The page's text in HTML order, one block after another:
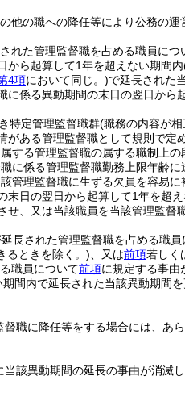
他の職への降任等により公務の運
れた管理監督職を占める職員につ
から起算して1年を超えない期間内
4項において同じ。)で延長された
に係る異動期間の末日の翌日から
特定管理監督職群(職務の内容が
がある管理監督職として規則で定
する管理監督職の属する職制上の
に係る管理監督職勤務上限年齢に
管理監督職に生ずる欠員を容易に
末日の翌日から起算して1年を超
、又は当該職員を当該管理監督
長された管理監督職を占める職員
るときを除く。) 、又は前項若しく
職員について前項に規定する事由
間内で延長された当該異動期間
職に降任等をする場合には、あ
該異動期間の延長の事由が消滅